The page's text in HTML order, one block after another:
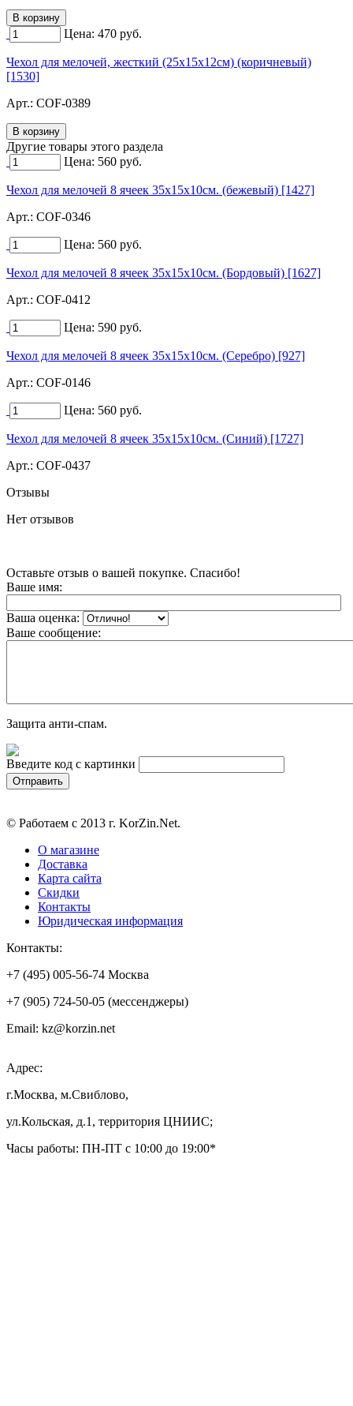
Цена: 470 руб.
Чехол для мелочей, жесткий (25х15х12см) (коричневый)
[1530]
Арт.: COF-0389
Другие товары этого раздела
Цена: 560 руб.
Чехол для мелочей 8 ячеек 35х15х10см. (бежевый) [1427]
Арт.: COF-0346
Цена: 560 руб.
Чехол для мелочей 8 ячеек 35х15х10см. (Бордовый) [1627]
Арт.: COF-0412
Цена: 590 руб.
Чехол для мелочей 8 ячеек 35х15х10см. (Серебро) [927]
Арт.: COF-0146
Цена: 560 руб.
Чехол для мелочей 8 ячеек 35х15х10см. (Синий) [1727]
Арт.: COF-0437
Отзывы
Нет отзывов
Оставьте отзыв о вашей покупке. Спасибо!
Ваше имя:
Ваша оценка:
Ваше сообщение:
Защита анти-спам.
Введите код с картинки
© Работаем с 2013 г. KorZin.Net.
О магазине
Доставка
Карта сайта
Скидки
Контакты
Юридическая информация
Контакты:
+7 (495) 005-56-74 Москва
+7 (905) 724-50-05 (мессенджеры)
Email: kz@korzin.net
Адрес:
г.Москва, м.Свиблово,
ул.Кольская, д.1, территория ЦНИИС;
Часы работы: ПН-ПТ с 10:00 до 19:00*